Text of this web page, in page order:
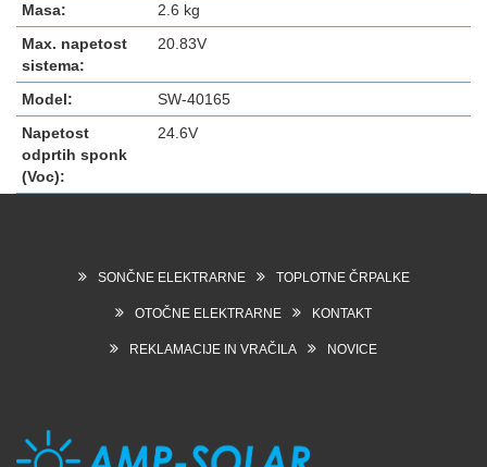
Masa:
2.6 kg
Max. napetost
sistema:
20.83V
Model:
SW-40165
Napetost
odprtih sponk
(Voc):
24.6V
SONČNE ELEKTRARNE TOPLOTNE ČRPALKE
OTOČNE ELEKTRARNE KONTAKT
REKLAMACIJE IN VRAČILA NOVICE